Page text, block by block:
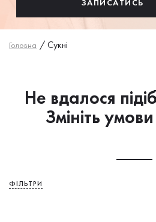
ЗАПИСАТИСЬ
Головна /Сукнi
Не вдалося
Змініть
ФІЛЬТРИ